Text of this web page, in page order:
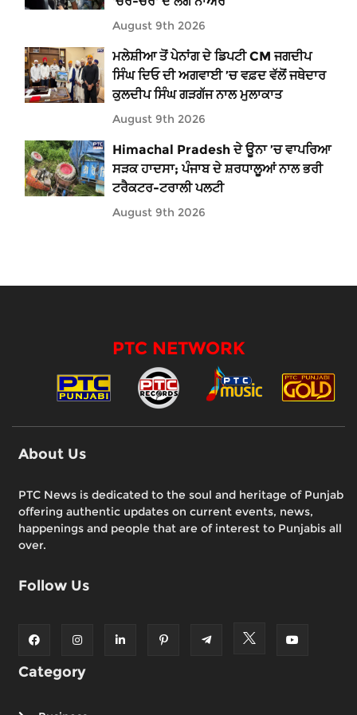
August 9th 2026
ਮਲੇਸ਼ੀਆ ਤੋਂ ਪੇਨਾਂਗ ਦੇ ਡਿਪਟੀ CM ਜਗਦੀਪ
ਸਿੰਘ ਦਿਓ ਦੀ ਅਗਵਾਈ ’ਚ ਵਫ਼ਦ ਵੱਲੋਂ ਜਥੇਦਾਰ
ਕੁਲਦੀਪ ਸਿੰਘ ਗੜਗੱਜ ਨਾਲ ਮੁਲਾਕਾਤ
August 9th 2026
Himachal Pradesh ਦੇ ਊਨਾ ’ਚ ਵਾਪਰਿਆ
ਸੜਕ ਹਾਦਸਾ; ਪੰਜਾਬ ਦੇ ਸ਼ਰਧਾਲੂਆਂ ਨਾਲ ਭਰੀ
ਟਰੈਕਟਰ-ਟਰਾਲੀ ਪਲਟੀ
August 9th 2026
PTC NETWORK
About Us
PTC News is dedicated to the soul and heritage of Punjab
offering authentic updates on current events, news,
happenings and people that are of interest to Punjabis all
over.
Follow Us
Category